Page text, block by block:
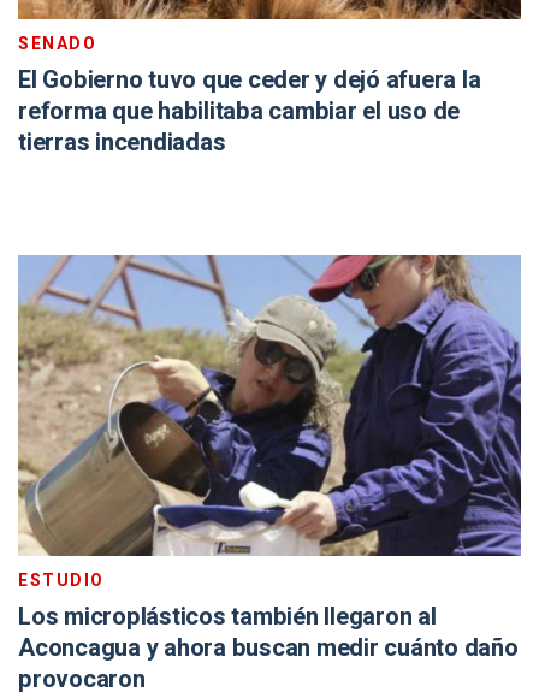
SENADO
El Gobierno tuvo que ceder y dejó afuera la
reforma que habilitaba cambiar el uso de
tierras incendiadas
ESTUDIO
Los microplásticos también llegaron al
Aconcagua y ahora buscan medir cuánto daño
provocaron